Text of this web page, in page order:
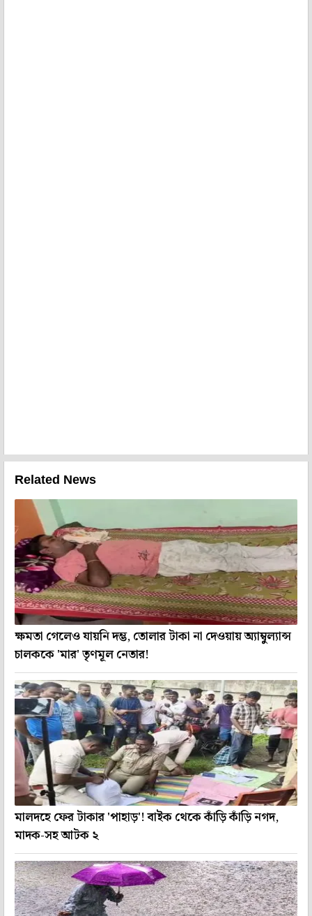
Related News
ক্ষমতা গেলেও যায়নি দম্ভ, তোলার টাকা না দেওয়ায় অ্যাম্বুল্যান্স
চালককে 'মার' তৃণমূল নেতার!
মালদহে ফের টাকার 'পাহাড়'! বাইক থেকে কাঁড়ি কাঁড়ি নগদ,
মাদক-সহ আটক ২